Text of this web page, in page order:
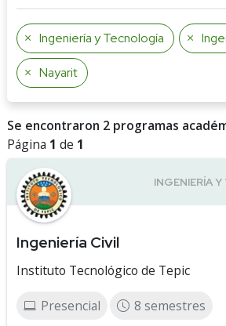
Ingeniería y Tecnología
Nayarit
Se encontraron 2 programas
Página 1 de 1
Ingeniería Civil
Instituto Tecnológico de Tepic
Presencial 8 semestres